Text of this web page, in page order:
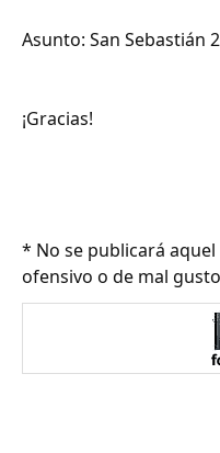
Asunto: San Sebastián
¡Gracias!
* No se publicará
ofensivo o de mal